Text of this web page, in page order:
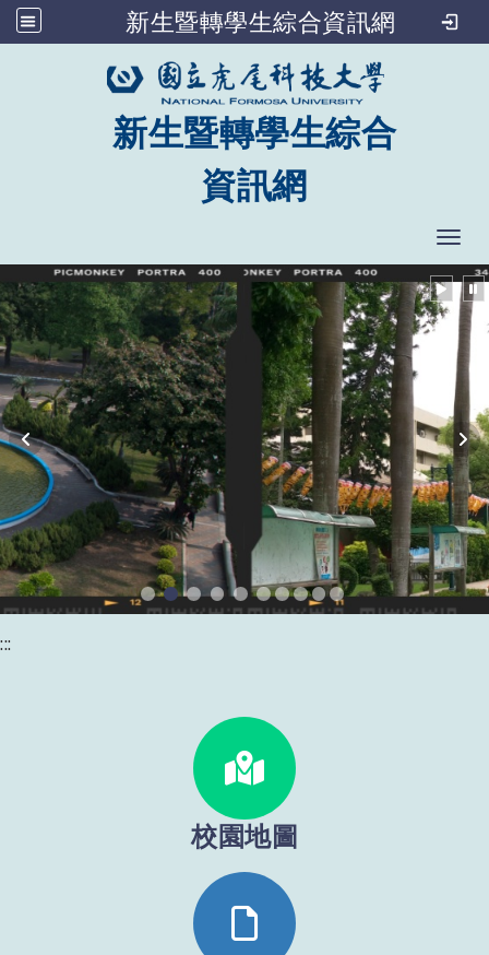
新生暨轉學生綜合資訊網
跳到主要內容
新生暨轉學生綜合
資訊網
:::
地點：
校園地圖